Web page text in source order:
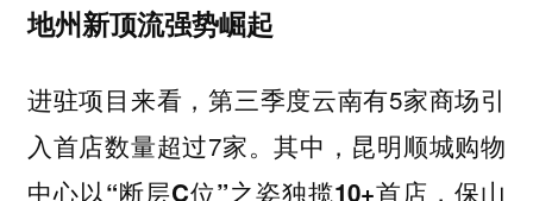
地州新顶流强势崛起
进驻项目来看，第三季度云南有5家商场引
入首店数量超过7家。其中， 昆明顺城购物
中心以“断层C位”之姿独揽10+首店 ，保山